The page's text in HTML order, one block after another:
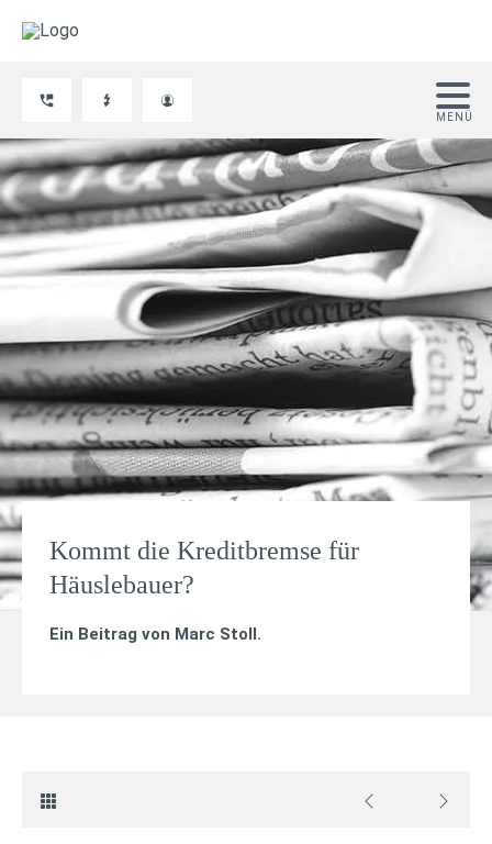
Kommt die Kreditbremse für
Häuslebauer?
Ein Beitrag von Marc Stoll.